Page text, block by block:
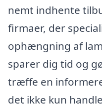
nemt indhente
firmaer, der
ophængning af
sparer dig tid og
træffe en
det ikke kun